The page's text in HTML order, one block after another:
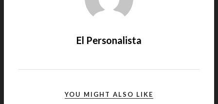
El Personalista
YOU MIGHT ALSO LIKE